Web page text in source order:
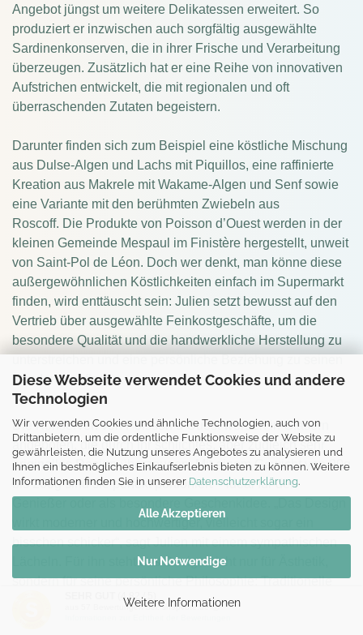
Diese Webseite verwendet Cookies und andere
Technologien
Wir verwenden Cookies und ähnliche Technologien, auch von
Drittanbietern, um die ordentliche Funktionsweise der Website zu
gewährleisten, die Nutzung unseres Angebotes zu analysieren und
Ihnen ein bestmögliches Einkaufserlebnis bieten zu können. Weitere
Informationen finden Sie in unserer Datenschutzerklärung.
Alle Akzeptieren
Nur Notwendige
Weitere Informationen
Angebot jüngst um weitere Delikatessen erweitert. So
produziert er inzwischen auch sorgfältig ausgewählte
Sardinenkonserven, die in ihrer Frische und Verarbeitung
überzeugen. Zusätzlich hat er eine Reihe von innovativen
Aufstrichen entwickelt, die mit regionalen und oft
überraschenden Zutaten begeistern.
Darunter finden sich zum Beispiel eine köstliche Mischung
aus Dulse-Algen und Lachs mit Piquillos, eine raffinierte
Kreation aus Makrele mit Wakame-Algen und Senf sowie
eine Variante mit den berühmten Zwiebeln aus
Roscoff. Die Produkte von Poisson d’Ouest werden in der
kleinen Gemeinde Mespaul im Finistère hergestellt, unweit
von Saint-Pol de Léon. Doch wer denkt, man könne diese
außergewöhnlichen Köstlichkeiten einfach im Supermarkt
finden, wird enttäuscht sein: Julien setzt bewusst auf den
Vertrieb über ausgewählte Feinkostgeschäfte, um die
besondere Qualität und die handwerkliche Herstellung zu
Kunden zu pflegen.
Die Konserven von Poisson d’Ouest werden in Gläsern
angeboten, die durch ihr schlichtes, aber zugleich sehr
originelles Design überzeugen. Mit einem Gewicht von 90g
bis 200g sind sie perfekt portioniert – ideal für den
wirkt moderner und hochwertiger, vielleicht sogar ein
bisschen schicker“, sagt Julien mit einem sympathischen
Lächeln. Für ihn steht das Design nicht nur für Ästhetik,
sondern für seine persönliche Philosophie: Traditionelle
bretonische Produkte sollen mit einem zeitgemäßen,
(4.82 / 5)
Bewertungen bei: shopvote.de ⓘ